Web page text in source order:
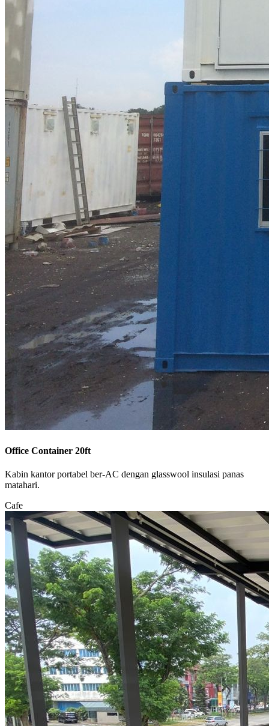
Office Container 20ft
Kabin kantor portabel ber-AC dengan glasswool insulasi panas
matahari.
Cafe